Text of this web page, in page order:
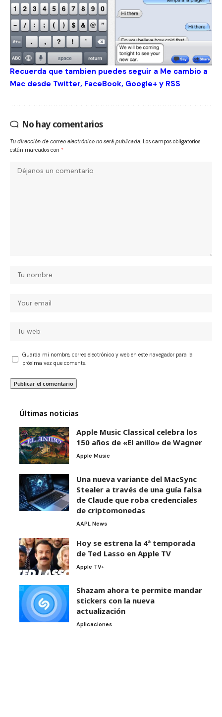
Recuerda que tambien puedes seguir a Me cambio a
Mac desde Twitter, FaceBook, Google+ y RSS
No hay comentarios
Tu dirección de correo electrónico no será publicada. Los campos obligatorios
están marcados con *
Guarda mi nombre, correo electrónico y web en este navegador para la
próxima vez que comente.
Últimas noticias
Apple Music Classical celebra los
150 años de «El anillo» de Wagner
Apple Music
Una nueva variante del MacSync
Stealer a través de una guía falsa
de Claude que roba credenciales
de criptomonedas
AAPL News
Hoy se estrena la 4ª temporada
de Ted Lasso en Apple TV
Apple TV+
Shazam ahora te permite mandar
stickers con la nueva
actualización
Aplicaciones